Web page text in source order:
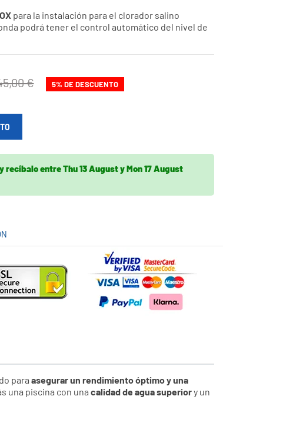
para la instalación para el clorador salino
podrá tener el control automático del nivel de
€ 5% DE DESCUENTO
y recíbaloentreThu 13 AugustyMon 17 August
para asegurar un rendimiento óptimo y una
una piscina con una calidad de agua superiory un